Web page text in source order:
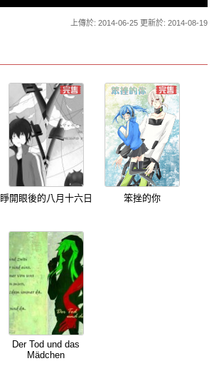
上傳於: 2014-06-25 更新於: 2014-08-19
睜開眼後的八月十六日 笨挫的你
Der Tod und das
Mädchen